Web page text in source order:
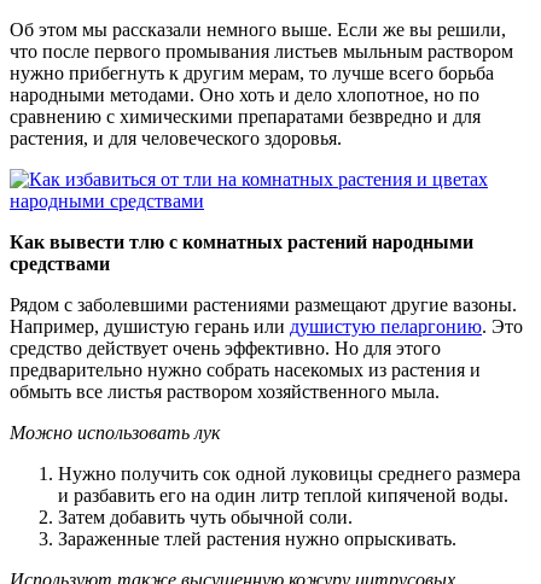
Об этом мы рассказали немного выше. Если же вы решили,
что после первого промывания листьев мыльным раствором
нужно прибегнуть к другим мерам, то лучше всего борьба
народными методами. Оно хоть и дело хлопотное, но по
сравнению с химическими препаратами безвредно и для
растения, и для человеческого здоровья.
Как вывести тлю с комнатных растений народными
средствами
Рядом с заболевшими растениями размещают другие вазоны.
Например, душистую герань или душистую пеларгонию. Это
средство действует очень эффективно. Но для этого
предварительно нужно собрать насекомых из растения и
обмыть все листья раствором хозяйственного мыла.
Можно использовать лук
Нужно получить сок одной луковицы среднего размера
и разбавить его на один литр теплой кипяченой воды.
Затем добавить чуть обычной соли.
Зараженные тлей растения нужно опрыскивать.
Используют также высушенную кожуру цитрусовых